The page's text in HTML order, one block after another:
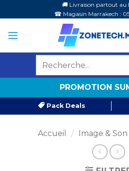
au
contenu
🚚 Livraison partout au
☎ Magasin Marrakech :
PROMOTION
Pack Deals
Accueil / Image & Son